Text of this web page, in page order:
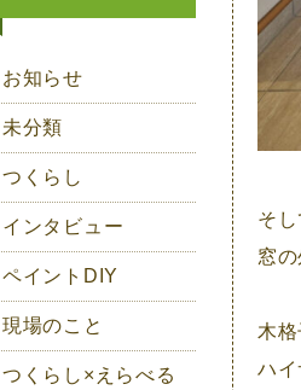
そ
窓
木
ハイ
お知らせ
未分類
つくらし
インタビュー
ペイントDIY
現場のこと
つくらし×えらべる